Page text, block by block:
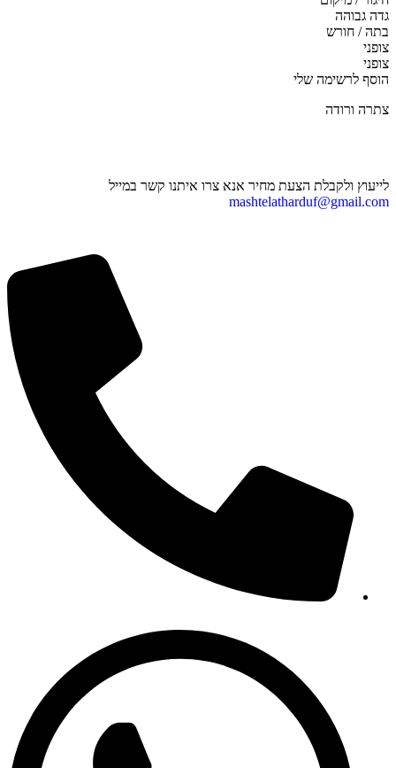
גדה גבוהה
בתה / חורש
צופני
צופני
הוסף לרשימה שלי
צתרה ורודה
לייעוץ ולקבלת הצעת מחיר אנא צרו איתנו קשר במייל
mashtelatharduf@gmail.com